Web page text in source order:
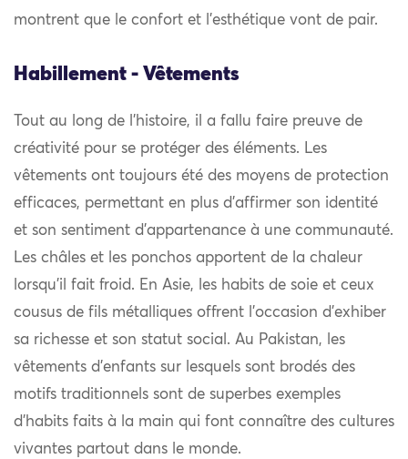
montrent que le confort et l’esthétique vont de pair.
Habillement - Vêtements
Tout au long de l’histoire, il a fallu faire preuve de
créativité pour se protéger des éléments. Les
vêtements ont toujours été des moyens de protection
efficaces, permettant en plus d’affirmer son identité
et son sentiment d’appartenance à une communauté.
Les châles et les ponchos apportent de la chaleur
lorsqu’il fait froid. En Asie, les habits de soie et ceux
cousus de fils métalliques offrent l’occasion d’exhiber
sa richesse et son statut social. Au Pakistan, les
vêtements d’enfants sur lesquels sont brodés des
motifs traditionnels sont de superbes exemples
d’habits faits à la main qui font connaître des cultures
vivantes partout dans le monde.